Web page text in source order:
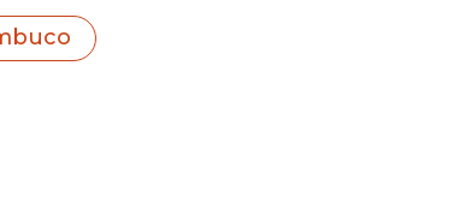
análises e possíveis contemplações.